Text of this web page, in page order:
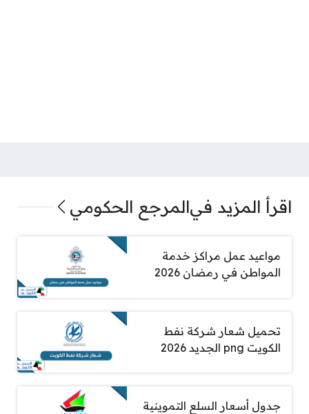
اقرأ المزيد فيالمرجع الحكومي
مواعيد عمل مراكز خدمة
المواطن في رمضان 2026
تحميل شعار شركة نفط
الكويت png الجديد 2026
جدول أسعار السلع التموينية